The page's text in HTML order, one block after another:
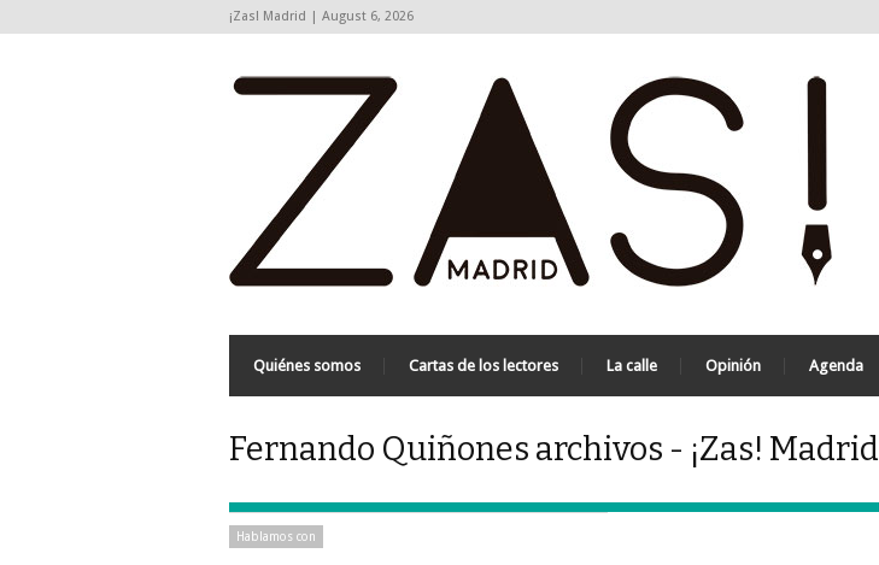
¡Zas! Madrid | August 6, 2026
Quiénes somos Cartas de los lectores La calle Opinión Agenda
Fernando Quiñones archivos - ¡Zas! Madrid
Hablamos con